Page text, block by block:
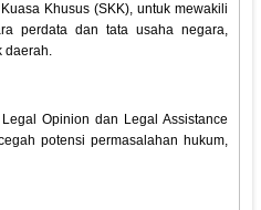
Khusus (SKK), untuk mewakili
perdata dan tata usaha negara,
daerah.
Opinion dan Legal Assistance
potensi permasalahan hukum,